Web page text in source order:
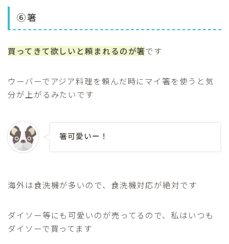
⑥箸
買ってきて欲しいと頼まれるのが箸です
ウーバーでアジア料理を頼んだ時にマイ箸を使うと気
分が上がるみたいです
箸可愛いー！
海外は食洗機が多いので、食洗機対応が絶対です
ダイソー等にも可愛いのが売ってるので、私はいつも
ダイソーで買ってます